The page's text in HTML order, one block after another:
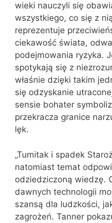
wieki nauczyli się
wszystkiego, co się z
reprezentuje
ciekawość świata,
podejmowania ryzyka.
spotykają się z
właśnie dzięki takim
się odzyskanie
sensie bohater
przekracza granice
lęk.
„Tumitak i spadek
natomiast temat
odziedziczoną wiedzę.
dawnych technologii
szansą dla ludzkości,
zagrożeń. Tanner